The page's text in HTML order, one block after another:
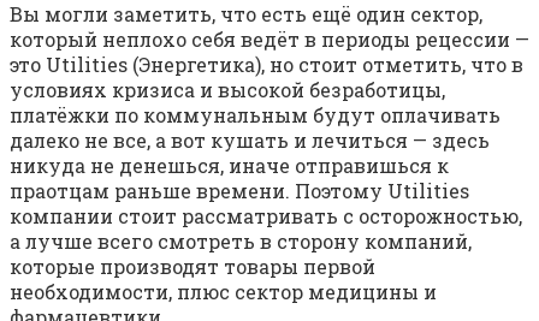
Вы могли заметить, что есть ещё один сектор,
который неплохо себя ведёт в периоды рецессии —
это Utilities (Энергетика), но стоит отметить, что в
условиях кризиса и высокой безработицы,
платёжки по коммунальным будут оплачивать
далеко не все, а вот кушать и лечиться — здесь
никуда не денешься, иначе отправишься к
праотцам раньше времени. Поэтому Utilities
компании стоит рассматривать с осторожностью,
а лучше всего смотреть в сторону компаний,
которые производят товары первой
необходимости, плюс сектор медицины и